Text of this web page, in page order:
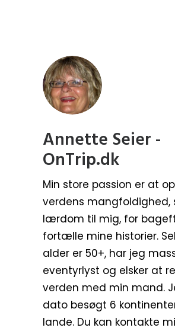
Annette Seier -
OnTrip.dk
Min store passion er at
verdens mangfoldighed,
lærdom til mig, for
fortælle mine historier.
alder er 50+, har jeg
eventyrlyst og elsker at
verden med min mand.
dato besøgt 6
lande. Du kan kontakte